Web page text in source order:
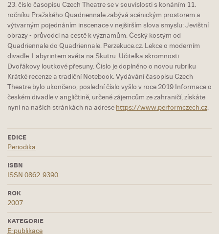
23. číslo časopisu Czech Theatre se v souvislosti s konáním 11.
ročníku Pražského Quadriennale zabývá scénickým prostorem a
výtvarným pojednáním inscenace v nejširším slova smyslu: Jevištní
obrazy - průvodci na cestě k významům. Český kostým od
Quadriennale do Quadriennale. Perzekuce.cz. Lekce o moderním
divadle. Labyrintem světa na Skutru. Učitelka skromnosti.
Dvořákovy loutkové přesuny. Číslo je doplněno o novou rubriku
Krátké recenze a tradiční Notebook. Vydávání časopisu Czech
Theatre bylo ukončeno, poslední číslo vyšlo v roce 2019 Informace o
českém divadle v angličtině, určené zájemcům ze zahraničí, získáte
nyní na našich stránkách na adrese https://www.performczech.cz.
EDICE
Periodika
ISBN
ISSN 0862-9390
ROK
2007
KATEGORIE
E-publikace